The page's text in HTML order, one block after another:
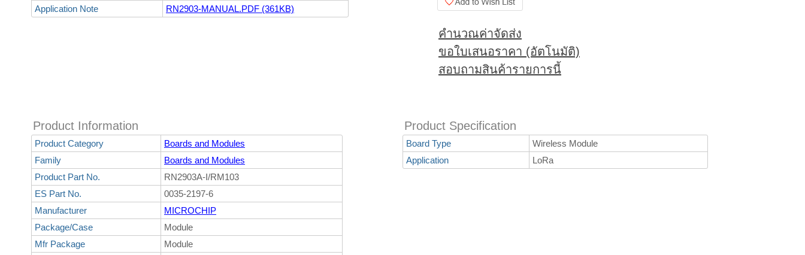
Application Note
RN2903-MANUAL.PDF (361KB)
คำนวณค่าจัดส่ง
ขอใบเสนอราคา (อัตโนมัติ)
สอบถามสินค้ารายการนี้
Product Information
Product Category
Boards and Modules
Family
Boards and Modules
Product Part No.
RN2903A-I/RM103
ES Part No.
0035-2197-6
Manufacturer
MICROCHIP
Package/Case
Module
Mfr Package
Module
Product Specification
Board Type
Wireless Module
Application
LoRa